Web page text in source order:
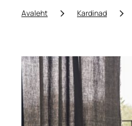
Avaleht Kardinad